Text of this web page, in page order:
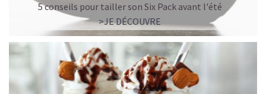
5 conseils pour tailler son Six Pack avant l'été
>JE DÉCOUVRE